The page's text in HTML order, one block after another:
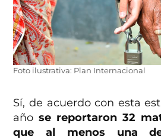
Foto ilustrativa: Plan Internacional
Sí, de acuerdo con esta
añose reportaron 32
que al menos una